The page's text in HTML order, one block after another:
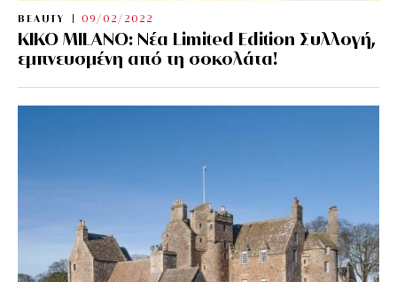
BEAUTY 09/02/2022
KIKO MILANO: Νέα Limited Edition Συλλογή,
εμπνευσμένη από τη σοκολάτα!